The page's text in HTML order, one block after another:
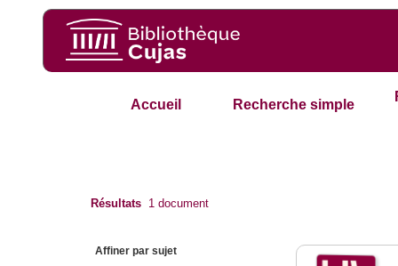
Accueil Recherche simple
Résultats 1 document
Affiner par sujet